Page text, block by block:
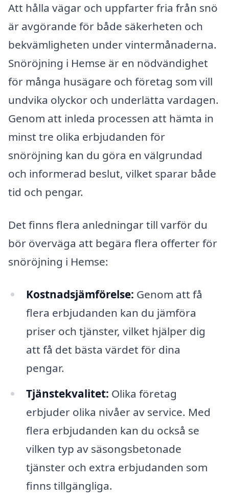
Att hålla vägar och uppfarter fria från snö
är avgörande för både säkerheten och
bekvämligheten under vintermånaderna.
Snöröjning i Hemse är en nödvändighet
för många husägare och företag som vill
undvika olyckor och underlätta vardagen.
Genom att inleda processen att hämta in
minst tre olika erbjudanden för
snöröjning kan du göra en välgrundad
och informerad beslut, vilket sparar både
tid och pengar.
Det finns flera anledningar till varför du
bör överväga att begära flera offerter för
snöröjning i Hemse:
Kostnadsjämförelse: Genom att få
flera erbjudanden kan du jämföra
priser och tjänster, vilket hjälper dig
att få det bästa värdet för dina
pengar.
Tjänstekvalitet: Olika företag
erbjuder olika nivåer av service. Med
flera erbjudanden kan du också se
vilken typ av säsongsbetonade
tjänster och extra erbjudanden som
finns tillgängliga.